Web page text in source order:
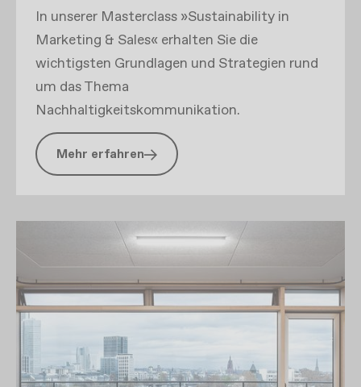
In unserer Masterclass »Sustainability in
Marketing & Sales« erhalten Sie die
wichtigsten Grundlagen und Strategien rund
um das Thema
Nachhaltigkeitskommunikation.
Mehr erfahren